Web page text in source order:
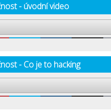
- úvodní video
- Co je to hacking